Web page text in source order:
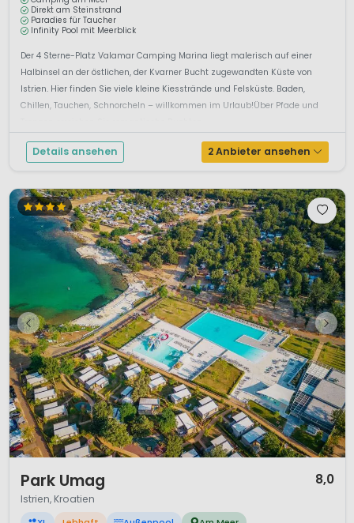
Direkt am Steinstrand
Paradies für Taucher
Infinity Pool mit Meerblick
Der 4 Sterne-Platz Valamar Camping Marina liegt malerisch auf einer
Halbinsel an der östlichen, der Kvarner Bucht zugewandten Küste von
Istrien. Hier finden Sie viele kleine Kiesstrände und Felsküste. Baden,
Chillen, Tauchen, Schnorcheln – willkommen im Urlaub!Über Pfade und
Details ansehen 2 Anbieter ansehen
Park Umag 8,0
Istrien, Kroatien